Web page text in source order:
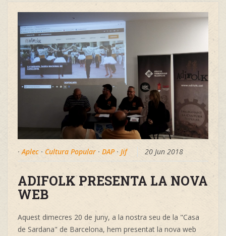
·Aplec · Cultura Popular · DAP· Jif 20 Jun 2018
ADIFOLK PRESENTA LA NOVA
WEB
Aquest dimecres 20 de juny, a la nostra seu de la "Casa
de Sardana" de Barcelona, hem presentat la nova web